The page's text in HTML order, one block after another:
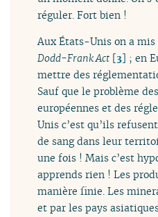
réguler. Fort bien !
Aux États-Unis on a
Dodd-Frank Act [3] ; en
mettre des
Sauf que le problème
européennes et des
Unis c’est qu’ils
de sang dans leur
une fois ! Mais c’est
apprends rien ! Les
manière finie. Les
et par les pays